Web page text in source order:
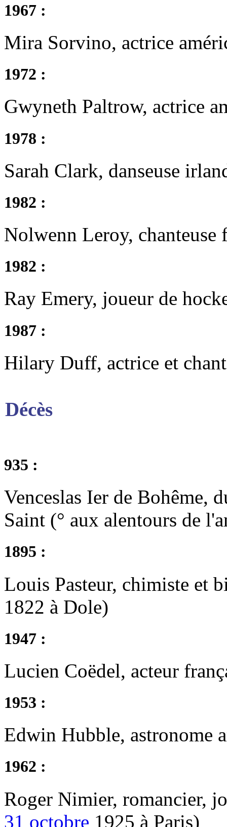
1967 :
Mira Sorvino, actrice
1972 :
Gwyneth Paltrow, actrice
1978 :
Sarah Clark, danseuse
1982 :
Nolwenn Leroy, chanteuse
1982 :
Ray Emery, joueur de
1987 :
Hilary Duff, actrice et
Décès
935 :
Venceslas Ier de Bohême,
Saint (° aux alentours de
1895 :
Louis Pasteur, chimiste et
1822 à Dole)
1947 :
Lucien Coëdel, acteur
1953 :
Edwin Hubble, astronome
1962 :
Roger Nimier, romancier,
31 octobre 1925 à Paris)